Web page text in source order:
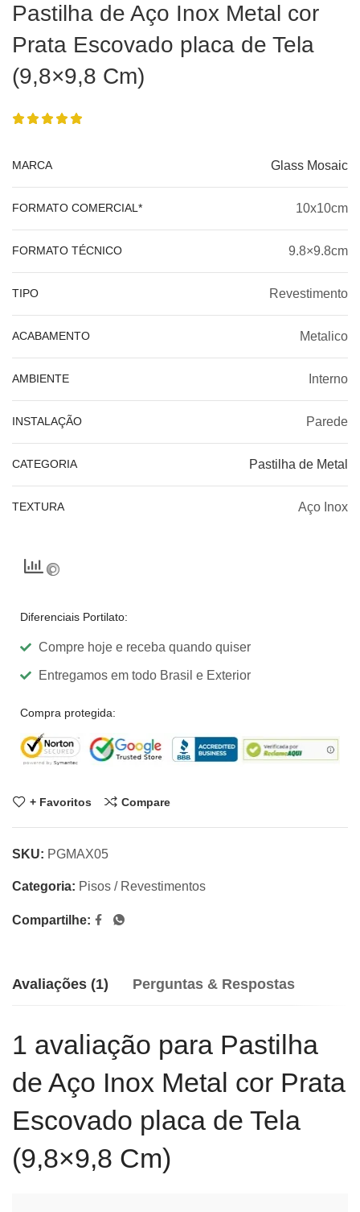
Pastilha de Aço Inox Metal cor
Prata Escovado placa de Tela
(9,8×9,8 Cm)
MARCA Glass Mosaic
FORMATO COMERCIAL* 10x10cm
FORMATO TÉCNICO 9.8×9.8cm
TIPO Revestimento
ACABAMENTO Metalico
AMBIENTE Interno
INSTALAÇÃO Parede
CATEGORIA Pastilha de Metal
TEXTURA Aço Inox
Diferenciais Portilato:
Compre hoje e receba quando quiser
Entregamos em todo Brasil e Exterior
Compra protegida:
+ Favoritos Compare
SKU: PGMAX05
Categoria: Pisos / Revestimentos
Compartilhe:
Avaliações (1) Perguntas & Respostas
1 avaliação para Pastilha
de Aço Inox Metal cor Prata
Escovado placa de Tela
(9,8×9,8 Cm)